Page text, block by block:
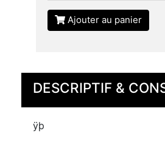
Ajouter au panier
DESCRIPTIF &
ÿþ